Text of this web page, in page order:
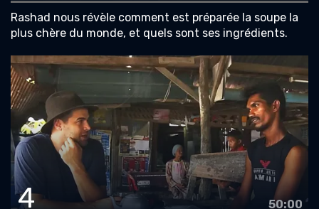
Rashad nous révèle comment est préparée la soupe la
plus chère du monde, et quels sont ses ingrédients.
4 50:00